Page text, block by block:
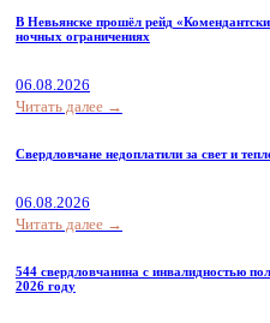
В Невьянске прошёл рейд
ночных ограничениях
06.08.2026
Читать далее →
Свердловчане недоплатили за свет и
06.08.2026
Читать далее →
544 свердловчанина с инвалидностью
2026 году